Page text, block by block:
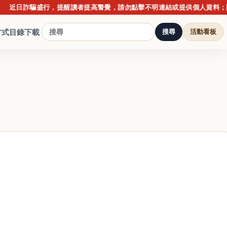
騙盛行，提醒讀者提高警覺，請勿點擊不明連結或提供個人資料；購書
式目錄下載 搜尋 活動看板